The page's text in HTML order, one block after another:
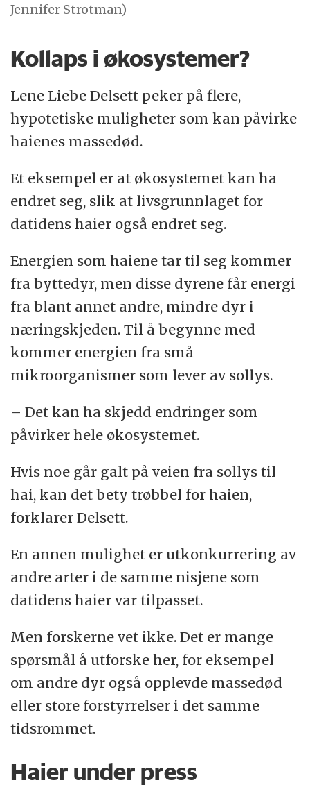
Jennifer Strotman)
Kollaps i økosystemer?
Lene Liebe Delsett peker på flere,
hypotetiske muligheter som kan påvirke
haienes massedød.
Et eksempel er at økosystemet kan ha
endret seg, slik at livsgrunnlaget for
datidens haier også endret seg.
Energien som haiene tar til seg kommer
fra byttedyr, men disse dyrene får energi
fra blant annet andre, mindre dyr i
næringskjeden. Til å begynne med
kommer energien fra små
mikroorganismer som lever av sollys.
– Det kan ha skjedd endringer som
påvirker hele økosystemet.
Hvis noe går galt på veien fra sollys til
hai, kan det bety trøbbel for haien,
forklarer Delsett.
En annen mulighet er utkonkurrering av
andre arter i de samme nisjene som
datidens haier var tilpasset.
Men forskerne vet ikke. Det er mange
spørsmål å utforske her, for eksempel
om andre dyr også opplevde massedød
eller store forstyrrelser i det samme
tidsrommet.
Haier under press